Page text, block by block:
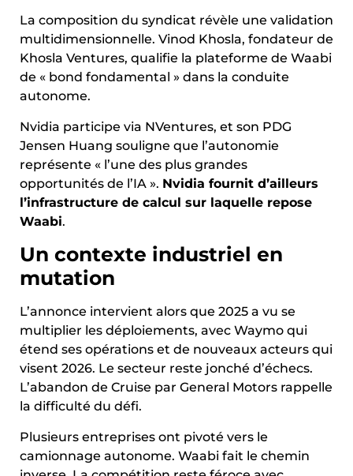
La composition du syndicat révèle une validation
multidimensionnelle. Vinod Khosla, fondateur de
Khosla Ventures, qualifie la plateforme de Waabi
de « bond fondamental » dans la conduite
autonome.
Nvidia participe via NVentures, et son PDG
Jensen Huang souligne que l’autonomie
représente « l’une des plus grandes
opportunités de l’IA ». Nvidia fournit d’ailleurs
l’infrastructure de calcul sur laquelle repose
Waabi.
Un contexte industriel en
mutation
L’annonce intervient alors que 2025 a vu se
multiplier les déploiements, avec Waymo qui
étend ses opérations et de nouveaux acteurs qui
visent 2026. Le secteur reste jonché d’échecs.
L’abandon de Cruise par General Motors rappelle
la difficulté du défi.
Plusieurs entreprises ont pivoté vers le
camionnage autonome. Waabi fait le chemin